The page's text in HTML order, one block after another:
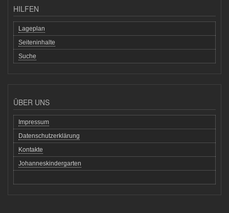
HILFEN
Lageplan
Seiteninhalte
Suche
ÜBER UNS
Impressum
Datenschutzerklärung
Kontakte
Johanneskindergarten